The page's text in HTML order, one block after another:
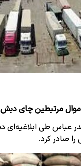
مرتبطین چای دبش
عباس طی ابلاغیه‌ای
صادر کرد.